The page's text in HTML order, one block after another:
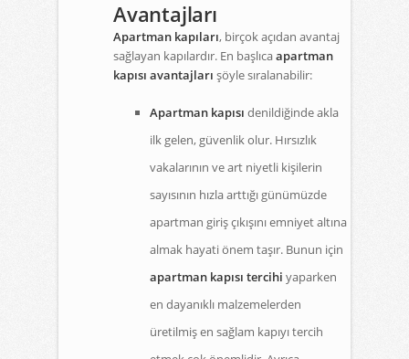
Avantajları
Apartman kapıları, birçok açıdan avantaj
sağlayan kapılardır. En başlıcaapartman
kapısı avantajları şöyle sıralanabilir:
Apartman kapısı denildiğinde akla
ilk gelen, güvenlik olur. Hırsızlık
vakalarının ve art niyetli kişilerin
sayısının hızla arttığı günümüzde
apartman giriş çıkışını emniyet altına
almak hayati önem taşır. Bunun için
apartman kapısı tercihi yaparken
en dayanıklı malzemelerden
üretilmiş en sağlam kapıyı tercih